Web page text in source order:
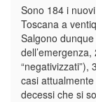
Sono 184 i
Toscana a
Salgono
“negativizzati”),
casi
decessi che si